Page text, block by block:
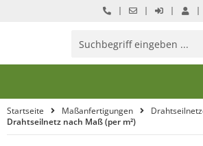
Startseite Maßanfertigungen
Drahtseilnetz nach Maß (per m²)